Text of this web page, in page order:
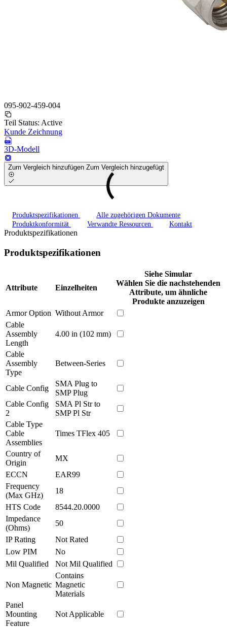
095-902-459-004
Teil Status: Active
Kunde Zeichnung
3D-Modell
Zum Vergleich hinzufügen Zum Vergleich hinzugefügt
Produktspezifikationen
Alle zugehörigen Dokumente
Produktkonformität
Verwandte Ressourcen Kontakt
Produktspezifikationen
Produktspezifikationen
Attribute Einzelheiten
Siehe Simular
Wählen Sie die nachstehenden
Attribute, um ähnliche
Produkte anzuzeigen
Armor Option Without Armor
Cable
Assembly
Length
4.00 in (102 mm)
Cable
Assembly
Type
Between-Series
Cable Config
SMA Plug to
SMP Plug
Cable Config
2
SMA Pl Str to
SMP Pl Str
Cable Type
Cable
Assemblies
Times TFlex 405
Country of
Origin
MX
ECCN
EAR99
Frequency
(Max GHz)
18
HTS Code
8544.20.0000
Impedance
(Ohms)
50
IP Rating
Not Rated
Low PIM
No
Mil Qualified
Not Mil Qualified
Non Magnetic
Contains
Magnetic
Materials
Panel
Mounting
Feature
Not Applicable